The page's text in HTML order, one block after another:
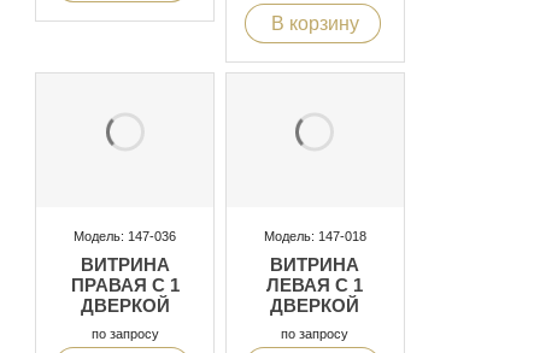
В корзину
Модель: 147-036
ВИТРИНА
ПРАВАЯ С 1
ДВЕРКОЙ
по запросу
Модель: 147-018
ВИТРИНА
ЛЕВАЯ С 1
ДВЕРКОЙ
по запросу